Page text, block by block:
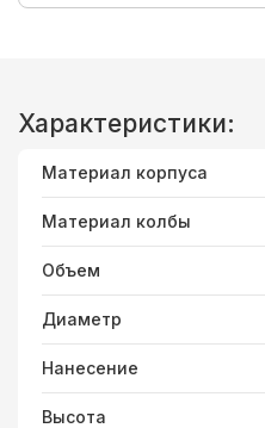
Характеристики:
Материал корпуса
Материал колбы
Объем
Диаметр
Нанесение
Высота